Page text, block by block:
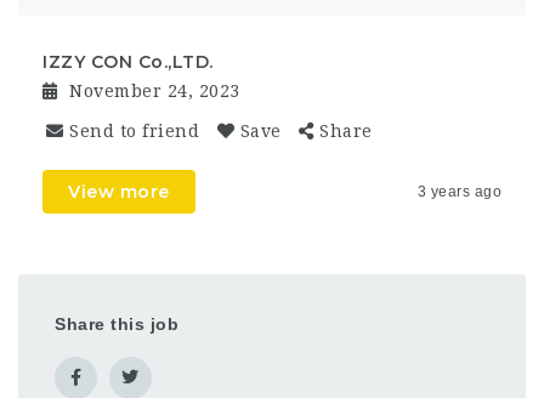
IZZY CON Co.,LTD.
November 24, 2023
Send to friend Save Share
View more 3 years ago
Share this job